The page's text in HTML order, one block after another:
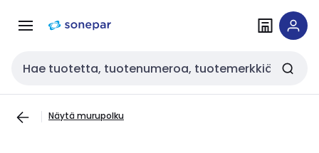
navigointiinsisältöön
Haku
Näytä murupolku